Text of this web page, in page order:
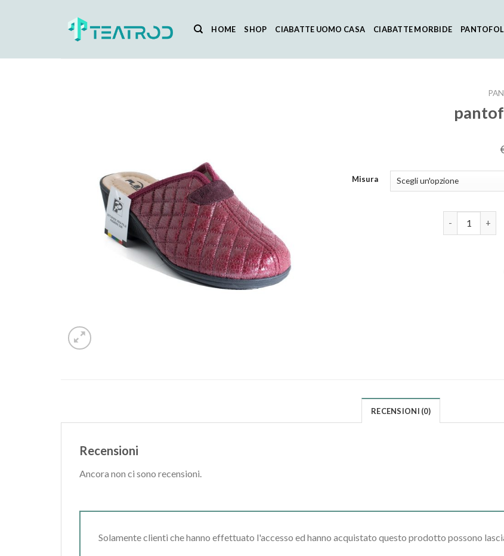
HOME SHOP CIABATTE UOMO CASA CIABATTE MORBIDE
Misura
RECENSIONI (0)
Recensioni
Ancora non ci sono recensioni.
Solamente clienti che hanno effettuato l'accesso ed hanno acquistato questo prodotto possono